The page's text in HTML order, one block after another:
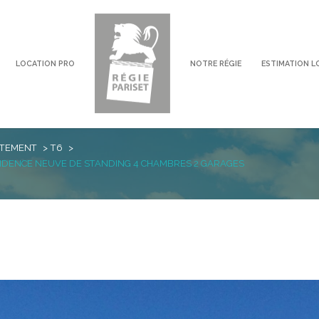
LOCATION PRO NOTRE RÉGIE ESTIMATION
1
LOCALISATION LOYER
voir les0annonces
T6
NEUVE DE STANDING 4 CHAMBRES 2 GARAGES